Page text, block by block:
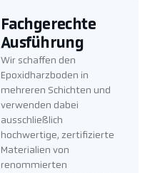
Fachgerechte
Ausführung
Wir schaffen den
Epoxidharzboden in
mehreren Schichten und
verwenden dabei
ausschließlich
hochwertige, zertifizierte
Materialien von
renommierten